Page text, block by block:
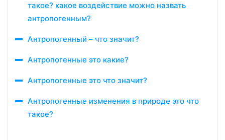
такое? какое воздействие можно назвать
антропогенным?
Антропогенный – что значит?
Антропогенные это какие?
Антропогенные это что значит?
Антропогенные изменения в природе это что
такое?